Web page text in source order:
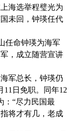
海选举程璧光为
未回，钟瑛任代
任命钟瑛为海军
，成立随营宣讲
军总长，钟瑛仍
11日免职。同年12
：“尽力民国最
将才有几，老成